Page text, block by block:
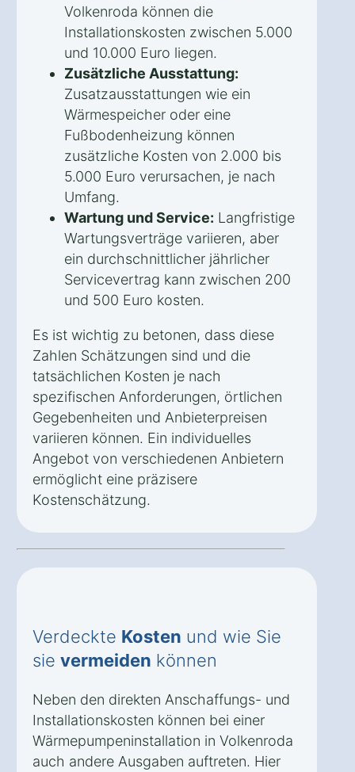
Volkenroda können die
Installationskosten zwischen 5.000
und 10.000 Euro liegen.
Zusätzliche Ausstattung:
Zusatzausstattungen wie ein
Wärmespeicher oder eine
Fußbodenheizung können
zusätzliche Kosten von 2.000 bis
5.000 Euro verursachen, je nach
Umfang.
Wartung und Service: Langfristige
Wartungsverträge variieren, aber
ein durchschnittlicher jährlicher
Servicevertrag kann zwischen 200
und 500 Euro kosten.
Es ist wichtig zu betonen, dass diese
Zahlen Schätzungen sind und die
tatsächlichen Kosten je nach
spezifischen Anforderungen, örtlichen
Gegebenheiten und Anbieterpreisen
variieren können. Ein individuelles
Angebot von verschiedenen Anbietern
ermöglicht eine präzisere
Kostenschätzung.
Verdeckte Kosten und wie Sie
sie vermeiden können
Neben den direkten Anschaffungs- und
Installationskosten können bei einer
Wärmepumpeninstallation in Volkenroda
auch andere Ausgaben auftreten. Hier